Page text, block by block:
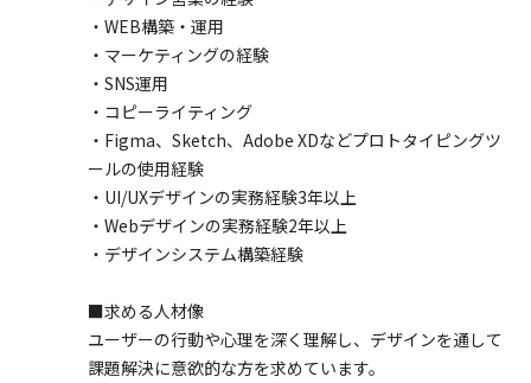
・WEB構築・運用
・マーケティングの経験
・SNS運用
・コピーライティング
・Figma、Sketch、Adobe XDなどプロトタイピングツ
ールの使用経験
・UI/UXデザインの実務経験3年以上
・Webデザインの実務経験2年以上
・デザインシステム構築経験
■求める人材像
ユーザーの行動や心理を深く理解し、デザインを通して
課題解決に意欲的な方を求めています。